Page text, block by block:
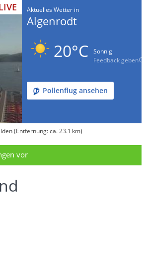
Aktuelles Wetter in
Algenrodt
20°C
Sonnig
Feedback geben
Pollenflug ansehen
(Entfernung: ca. 23.1 km)
vor